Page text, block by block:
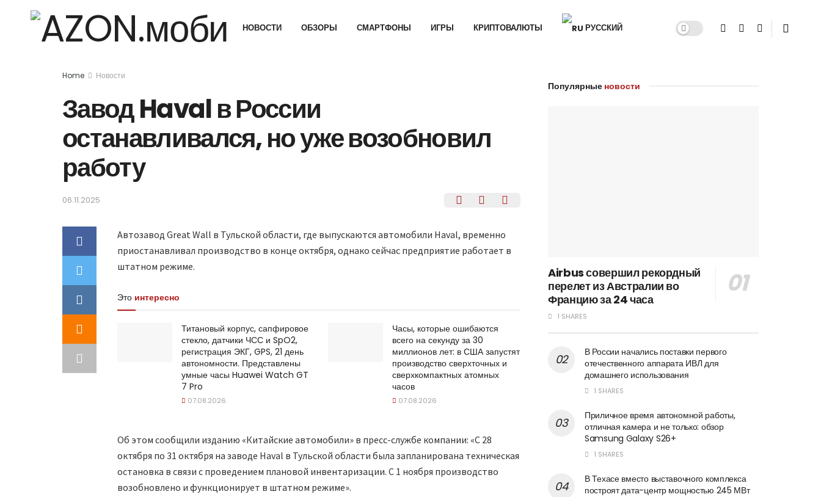
НОВОСТИ ОБЗОРЫ СМАРТФОНЫ ИГРЫ КРИПТОВАЛЮТЫ РУССКИЙ
Home Новости
Завод Haval в России
останавливался, но уже возобновил
работу
06.11.2025
Автозавод Great Wall в Тульской области, где выпускаются автомобили Haval, временно
приостанавливал производство в конце октября, однако сейчас предприятие работает в
штатном режиме.
Это интересно
Титановый корпус, сапфировое
стекло, датчики ЧСС и SpO2,
регистрация ЭКГ, GPS, 21 день
автономности. Представлены
умные часы Huawei Watch GT
7 Pro
07.08.2026
Часы, которые ошибаются
всего на секунду за 30
миллионов лет: в США запустят
производство сверхточных и
сверхкомпактных атомных
часов
07.08.2026
Об этом сообщили изданию «Китайские автомобили» в пресс-службе компании: «С 28
октября по 31 октября на заводе Haval в Тульской области была запланирована техническая
остановка в связи с проведением плановой инвентаризации. С 1 ноября производство
возобновлено и функционирует в штатном режиме».
Популярные новости
Airbus совершил рекордный
перелет из Австралии во
Францию за 24 часа
1 SHARES
В России начались поставки первого
отечественного аппарата ИВЛ для
домашнего использования
1 SHARES
Приличное время автономной работы,
отличная камера и не только: обзор
Samsung Galaxy S26+
1 SHARES
В Техасе вместо выставочного комплекса
построят дата-центр мощностью 245 МВт